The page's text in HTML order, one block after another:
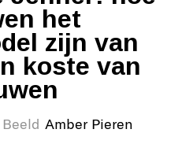
het
zijn van
koste van
Beeld Amber Pieren